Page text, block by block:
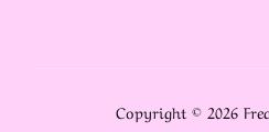
Copyright © 2026